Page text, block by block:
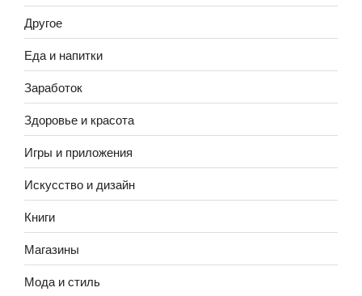
Другое
Еда и напитки
Заработок
Здоровье и красота
Игры и приложения
Искусство и дизайн
Книги
Магазины
Мода и стиль